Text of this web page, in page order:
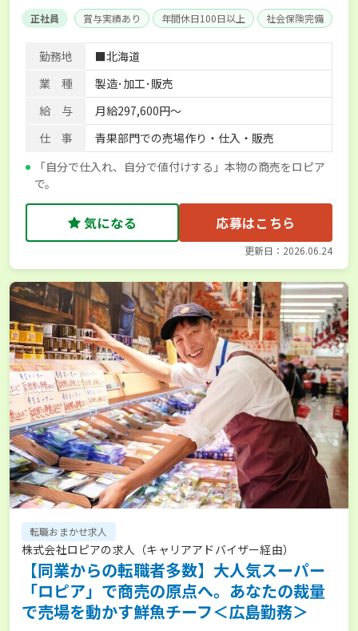
正社員 賞与実績あり 年間休日100日以上 社会保険完備
勤務地
■北海道
業 種
製造･加工･販売
給 与
月給297,600円～
仕 事
青果部門での売場作り・仕入・販売
「自分で仕入れ、自分で値付けする」本物の商売をロピア
で。
気になる 応募はこちら
更新日：2026.06.24
転職おまかせ求人
株式会社ロピアの求人（キャリアアドバイザー経由）
【同業からの転職者多数】大人気スーパー
「ロピア」で商売の原点へ。あなたの裁量
で売場を動かす鮮魚チーフ＜広島勤務＞